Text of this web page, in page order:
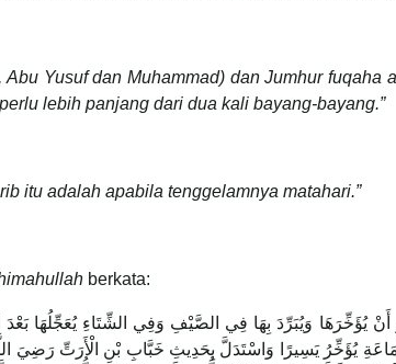
Yusuf dan Muhammad) dan Jumhur fuqaha
lebih panjang dari dua kali bayang-bayang.”
itu adalah apabila tenggelamnya matahari.”
berkata:
يُؤَخِّرَهَا وَيُبَرِّدَ بِهَا فِي الصَّيْفِ وَفِي الشِّتَاءِ يُعَجِّلُهَا
يُؤَخِّرُ يَسِيرًا وَاسْتَدَلَّ بِحَدِيثِ خَبَّابِ بْنِ الْأَرَتِّ رَضِيَ